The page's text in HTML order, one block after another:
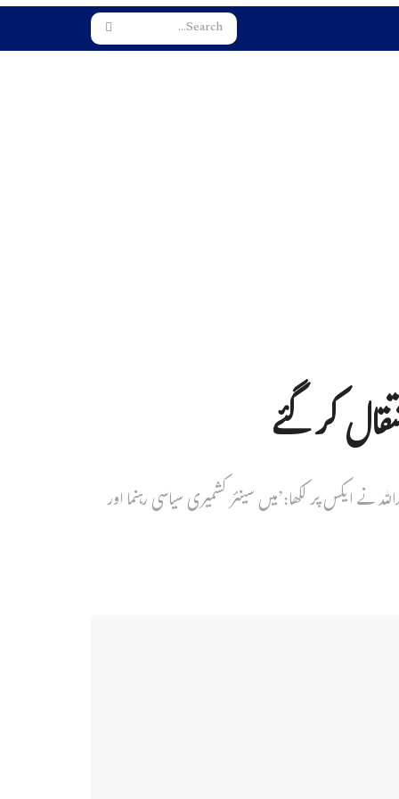
کر گئے
نے ایکس پر لکھا:’میں سینئر کشمیری سیاسی رہنما اور